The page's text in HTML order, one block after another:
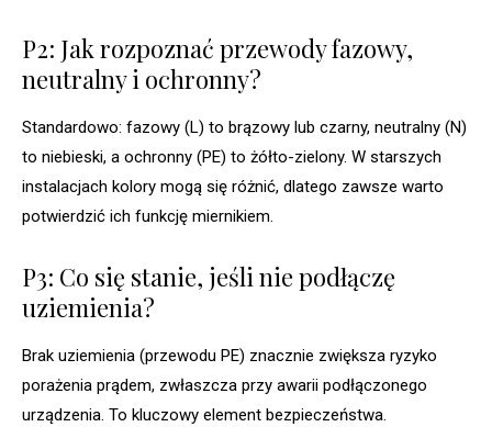
P2: Jak rozpoznać przewody fazowy,
neutralny i ochronny?
Standardowo: fazowy (L) to brązowy lub czarny, neutralny (N)
to niebieski, a ochronny (PE) to żółto-zielony. W starszych
instalacjach kolory mogą się różnić, dlatego zawsze warto
potwierdzić ich funkcję miernikiem.
P3: Co się stanie, jeśli nie podłączę
uziemienia?
Brak uziemienia (przewodu PE) znacznie zwiększa ryzyko
porażenia prądem, zwłaszcza przy awarii podłączonego
urządzenia. To kluczowy element bezpieczeństwa.